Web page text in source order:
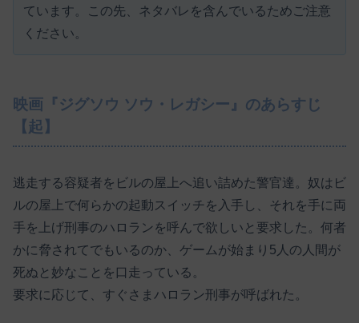
ています。この先、ネタバレを含んでいるためご注意
ください。
映画『ジグソウ ソウ・レガシー』のあらすじ
【起】
逃走する容疑者をビルの屋上へ追い詰めた警官達。奴はビ
ルの屋上で何らかの起動スイッチを入手し、それを手に両
手を上げ刑事のハロランを呼んで欲しいと要求した。何者
かに脅されてでもいるのか、ゲームが始まり5人の人間が
死ぬと妙なことを口走っている。
要求に応じて、すぐさまハロラン刑事が呼ばれた。